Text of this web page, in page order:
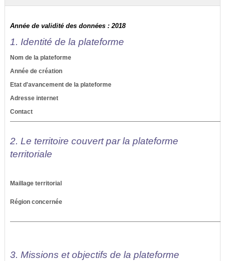
Année de validité des données : 2018
1. Identité de la plateforme
Nom de la plateforme
Année de création
Etat d'avancement de la plateforme
Adresse internet
Contact
2. Le territoire couvert par la plateforme
territoriale
Maillage territorial
Région concernée
3. Missions et objectifs de la plateforme